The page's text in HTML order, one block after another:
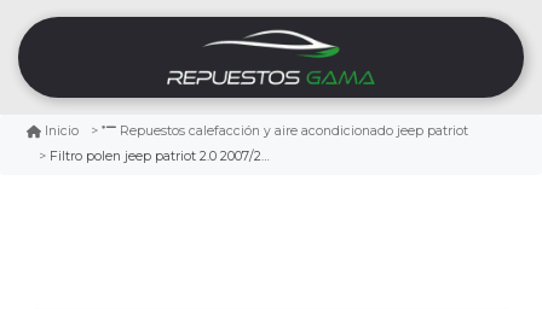
Inicio
Repuestos calefacción y aire acondicionado jeep patriot
Filtro polen jeep patriot 2.0 2007/2017